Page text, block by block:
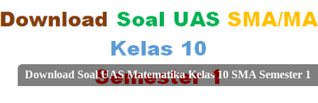
Download Soal UAS Matematika Kelas 10 SMA Semester 1